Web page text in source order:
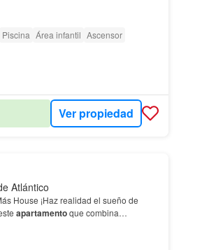
Piscina Área infantil Ascensor
Ver propiedad
Atlántico
House ¡Haz realidad el sueño de
apartamentoque combina
espacios.…